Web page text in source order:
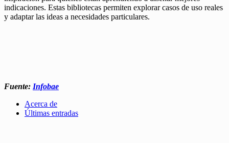
indicaciones. Estas bibliotecas permiten explorar casos de uso reales
y adaptar las ideas a necesidades particulares.
Fuente: Infobae
Acerca de
Últimas entradas